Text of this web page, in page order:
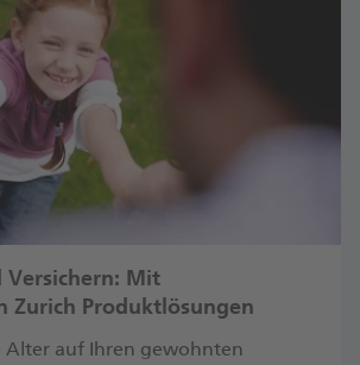
Versichern: Mit
Zurich Produktlösungen
Alter auf Ihren gewohnten